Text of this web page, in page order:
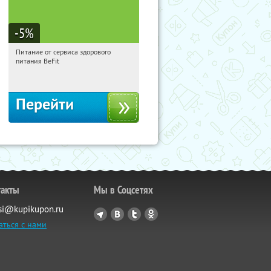
-5%
07:44:52
Получи первым!
Питание от сервиса здорового
питания BeFit
Перейти
с нами
Мы в Соцсетях